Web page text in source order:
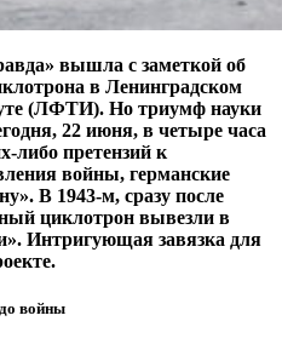
вышла с заметкой об
в Ленинградском
(ЛФТИ). Но триумф науки
22 июня, в четыре часа
либо претензий к
войны, германские
В 1943‑м, сразу после
циклотрон вывезли в
Интригующая завязка для
войны